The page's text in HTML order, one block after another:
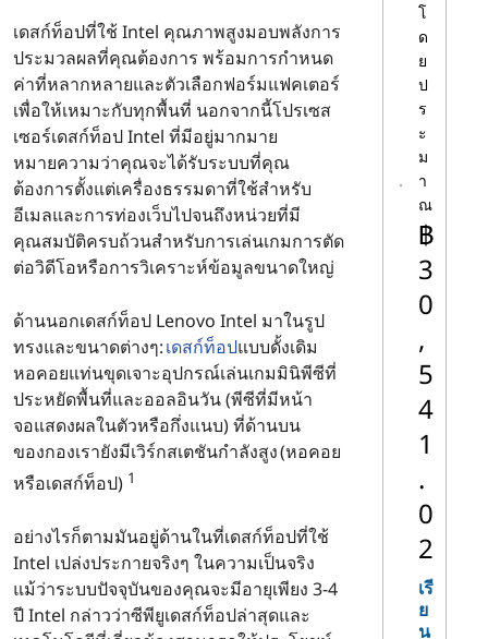
|
ด
ส
ก์
ท็
อ
ป
พี
ซี
n
เดสก์ท็อปที่ใช้ Intel คุณภาพสูงมอบพลังการ
ประมวลผลที่คุณต้องการ พร้อมการกําหนด
ค่าที่หลากหลายและตัวเลือกฟอร์มแฟคเตอร์
เพื่อให้เหมาะกับทุกพื้นที่ นอกจากนี้โปรเซส
เซอร์เดสก์ท็อป Intel ที่มีอยู่มากมาย
หมายความว่าคุณจะได้รับระบบที่คุณ
ต้องการตั้งแต่เครื่องธรรมดาที่ใช้สําหรับ
อีเมลและการท่องเว็บไปจนถึงหน่วยที่มี
คุณสมบัติครบถ้วนสําหรับการเล่นเกมการตัด
ต่อวิดีโอหรือการวิเคราะห์ข้อมูลขนาดใหญ่
ด้านนอกเดสก์ท็อป Lenovo Intel มาในรูป
ทรงและขนาดต่างๆ:เดสก์ท็อปแบบดั้งเดิม
หอคอยแท่นขุดเจาะอุปกรณ์เล่นเกมมินิพีซีที่
ประหยัดพื้นที่และออลอินวัน (พีซีที่มีหน้า
จอแสดงผลในตัวหรือกึ่งแนบ) ที่ด้านบน
ของกองเรายังมีเวิร์กสเตชันกําลังสูง (หอคอย
หรือเดสก์ท็อป) 1
อย่างไรก็ตามมันอยู่ด้านในที่เดสก์ท็อปที่ใช้
Intel เปล่งประกายจริงๆ ในความเป็นจริง
แม้ว่าระบบปัจจุบันของคุณจะมีอายุเพียง 3-4
ปี Intel กล่าวว่าซีพียูเดสก์ท็อปล่าสุดและ
โ
ด
ย
ป
ร
ะ
ม
า
ณ
฿
3
0
,
5
4
1
.
0
2
เรี
ย
น